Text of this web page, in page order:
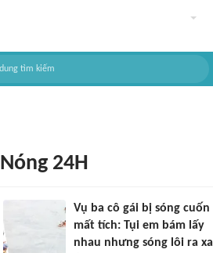
Nóng 24H
Vụ ba cô gái bị sóng cuốn
mất tích: Tụi em bám lấy
nhau nhưng sóng lôi ra xa